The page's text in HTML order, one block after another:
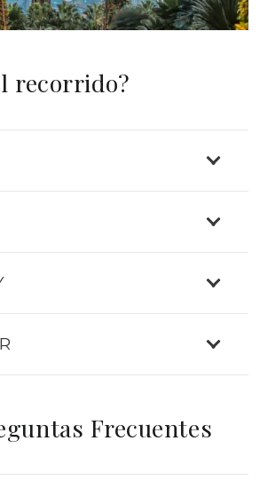
recorrido?
Frecuentes